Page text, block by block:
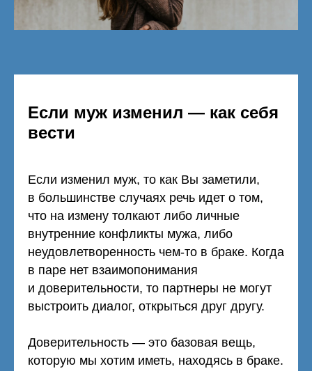
Если муж изменил — как себя
вести
Если изменил муж, то как Вы заметили,
в большинстве случаях речь идет о том,
что на измену толкают либо личные
внутренние конфликты мужа, либо
неудовлетворенность чем-то в браке. Когда
в паре нет взаимопонимания
и доверительности, то партнеры не могут
выстроить диалог, открыться друг другу.
Доверительность — это базовая вещь,
которую мы хотим иметь, находясь в браке.